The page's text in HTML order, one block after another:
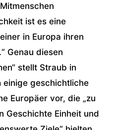
ist es eine
in Europa ihren
Genau diesen
stellt Straub in
einige geschichtliche
Europäer vor, die „zu
Geschichte Einheit und